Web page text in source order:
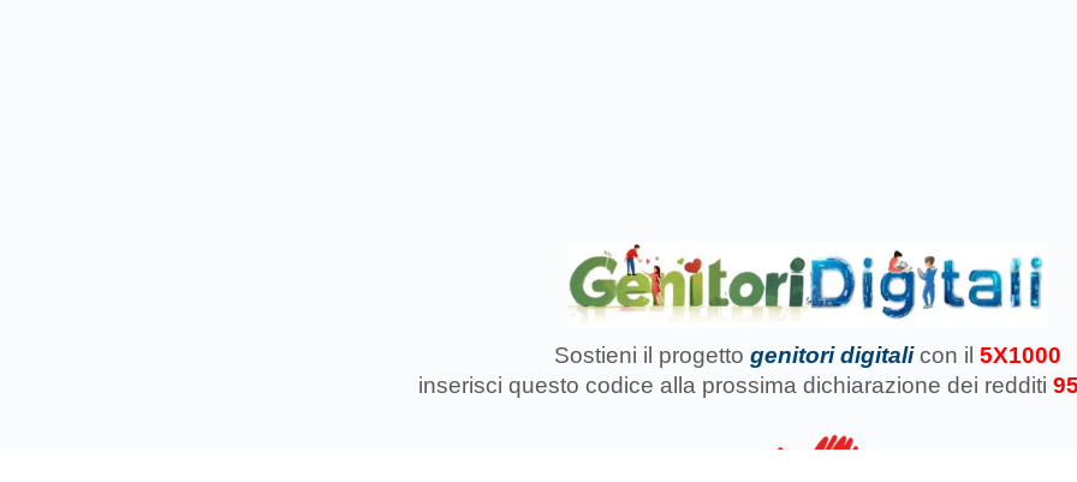
Sostieni il progetto genitori digitali con il 5X1000
inserisci questo codice alla prossima dichiarazione dei redditi